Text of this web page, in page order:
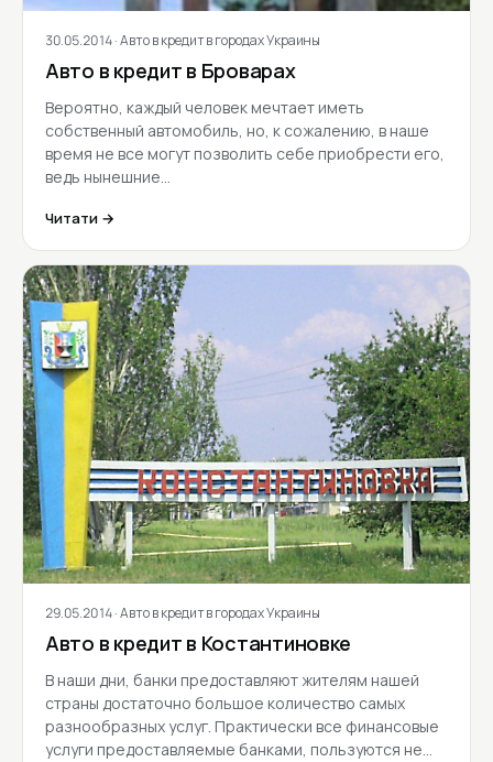
30.05.2014· Авто в кредит в городах Украины
Авто в кредит в Броварах
Вероятно, каждый человек мечтает иметь
собственный автомобиль, но, к сожалению, в наше
время не все могут позволить себе приобрести его,
ведь нынешние…
Читати →
29.05.2014· Авто в кредит в городах Украины
Авто в кредит в Костантиновке
В наши дни, банки предоставляют жителям нашей
страны достаточно большое количество самых
разнообразных услуг. Практически все финансовые
услуги предоставляемые банками, пользуются не…